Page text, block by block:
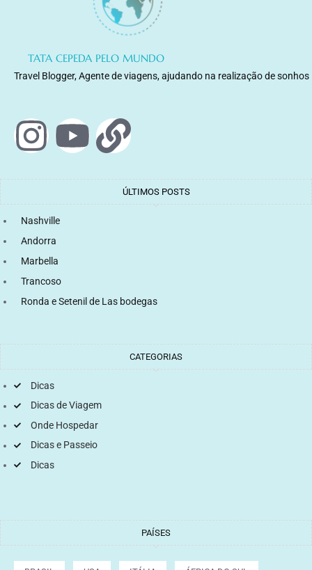
TATA CEPEDA PELO MUNDO
Travel Blogger, Agente de viagens, ajudando na realização de sonhos
ÚLTIMOS POSTS
Nashville
Andorra
Marbella
Trancoso
Ronda e Setenil de Las bodegas
CATEGORIAS
Dicas
Dicas de Viagem
Onde Hospedar
Dicas e Passeio
Dicas
PAÍSES